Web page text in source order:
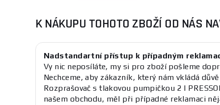
K NÁKUPU TOHOTO ZBOŽÍ OD NÁS
Nadstandartní přístup k případným
Vy nic neposíláte, my si pro zboží pošleme
Nechceme, aby zákazník, který nám vkládá
Rozprašovač s tlakovou pumpičkou 2 l
našem obchodu, měl při případné reklamaci